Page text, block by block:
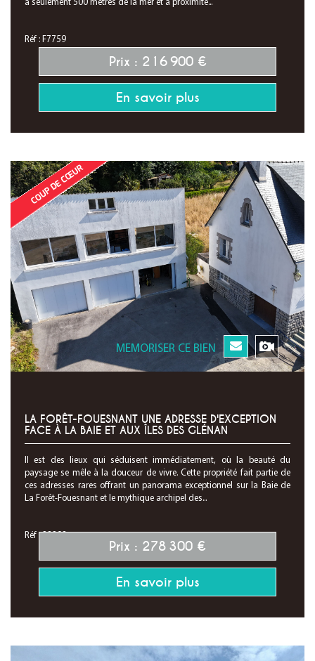
à seulement 500 mètres de la mer et à proximité...
Réf : F7759
Prix : 216 900 €
En savoir plus
MEMORISER CE BIEN
LA FORÊT-FOUESNANT UNE ADRESSE D'EXCEPTION
FACE À LA BAIE ET AUX ÎLES DES GLÉNAN
Il est des lieux qui séduisent immédiatement, où la beauté du
paysage se mêle à la douceur de vivre. Cette propriété fait partie de
ces adresses rares offrant un panorama exceptionnel sur la Baie de
La Forêt-Fouesnant et le mythique archipel des...
Réf : 28298
Prix : 278 300 €
En savoir plus